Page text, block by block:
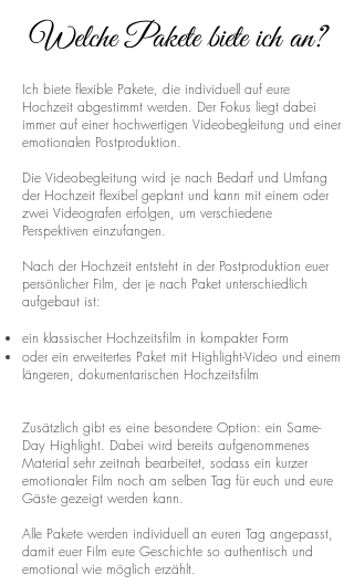
Welche Pakete biete ich an?
Ich biete flexible Pakete, die individuell auf eure
Hochzeit abgestimmt werden. Der Fokus liegt dabei
immer auf einer hochwertigen Videobegleitung und einer
emotionalen Postproduktion.
Die Videobegleitung wird je nach Bedarf und Umfang
der Hochzeit flexibel geplant und kann mit einem oder
zwei Videografen erfolgen, um verschiedene
Perspektiven einzufangen.
Nach der Hochzeit entsteht in der Postproduktion euer
persönlicher Film, der je nach Paket unterschiedlich
aufgebaut ist:
ein klassischer Hochzeitsfilm in kompakter Form
oder ein erweitertes Paket mit Highlight-Video und einem
längeren, dokumentarischen Hochzeitsfilm
Zusätzlich gibt es eine besondere Option: ein Same-
Day Highlight. Dabei wird bereits aufgenommenes
Material sehr zeitnah bearbeitet, sodass ein kurzer
emotionaler Film noch am selben Tag für euch und eure
Gäste gezeigt werden kann.
Alle Pakete werden individuell an euren Tag angepasst,
damit euer Film eure Geschichte so authentisch und
emotional wie möglich erzählt.